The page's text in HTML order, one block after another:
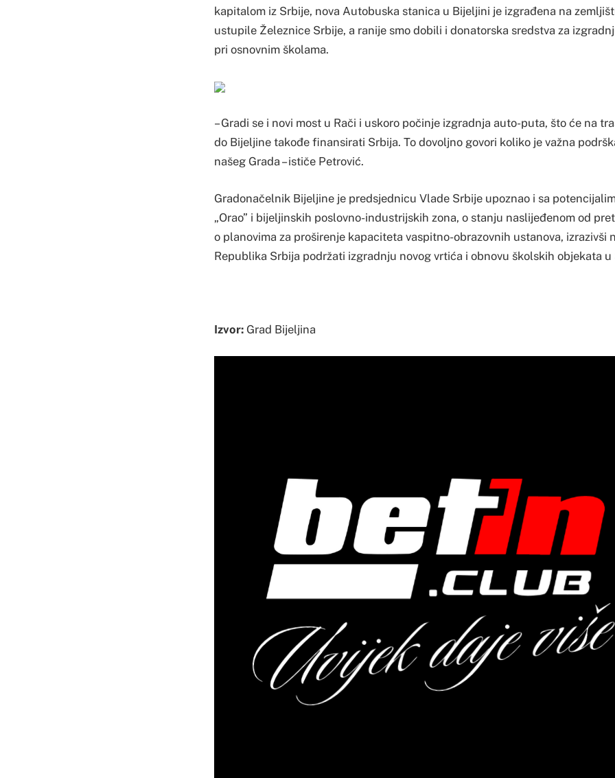
kapitalom iz Srbije, nova Autobuska stanica u Bijeljini je izgrađena na
ustupile Železnice Srbije, a ranije smo dobili i donatorska sredstva za
pri osnovnim školama.
– Gradi se i novi most u Rači i uskoro počinje izgradnja auto-puta, što će na
do Bijeljine takođe finansirati Srbija. To dovoljno govori koliko je važna
našeg Grada – ističe Petrović.
Gradonačelnik Bijeljine je predsjednicu Vlade Srbije upoznao i sa
„Orao” i bijeljinskih poslovno-industrijskih zona, o stanju naslijeđenom od
o planovima za proširenje kapaciteta vaspitno-obrazovnih ustanova, izrazivši
Republika Srbija podržati izgradnju novog vrtića i obnovu školskih objekata u
Izvor: Grad Bijeljina